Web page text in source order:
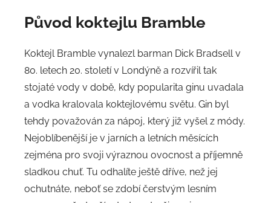
Původ koktejlu Bramble
Koktejl Bramble vynalezl barman Dick Bradsell v
80. letech 20. století v Londýně a rozvířil tak
stojaté vody v době, kdy popularita ginu uvadala
a vodka kralovala koktejlovému světu. Gin byl
tehdy považován za nápoj, který již vyšel z módy.
Nejoblíbenější je v jarních a letních měsících
zejména pro svoji výraznou ovocnost a příjemně
sladkou chuť. Tu odhalíte ještě dříve, než jej
ochutnáte, neboť se zdobí čerstvým lesním